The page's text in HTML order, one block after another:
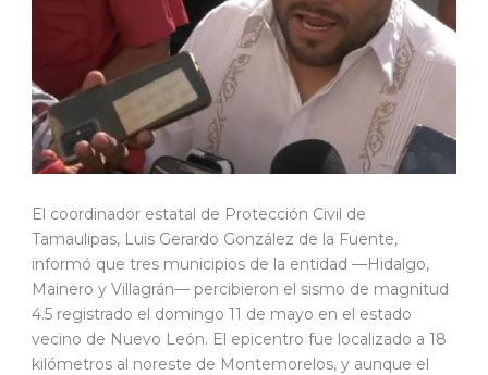
El coordinador estatal de Protección Civil de
Tamaulipas, Luis Gerardo González de la Fuente,
informó que tres municipios de la entidad —Hidalgo,
Mainero y Villagrán— percibieron el sismo de magnitud
4.5 registrado el domingo 11 de mayo en el estado
vecino de Nuevo León. El epicentro fue localizado a 18
kilómetros al noreste de Montemorelos, y aunque el